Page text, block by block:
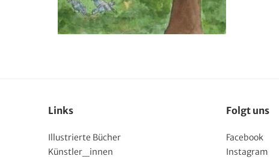
Links
Illustrierte Bücher
Künstler_innen
Folgt uns
Facebook
Instagram